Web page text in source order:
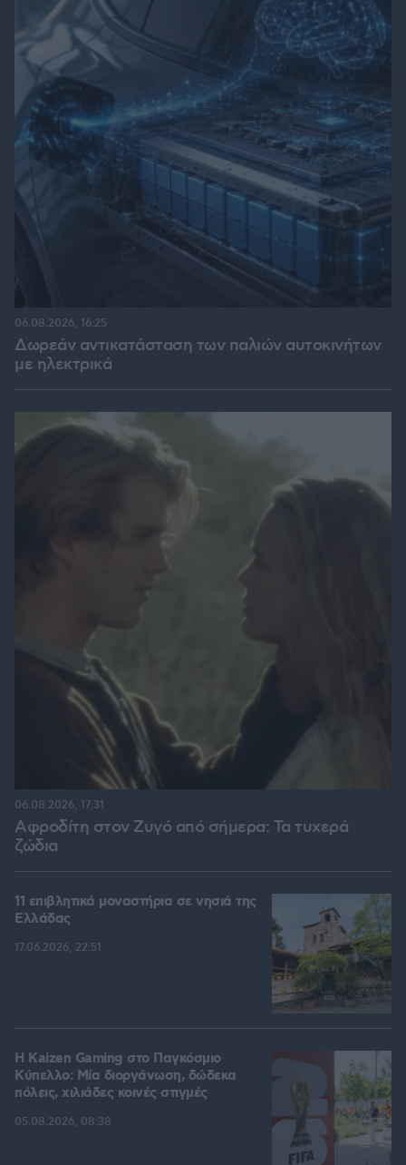
Δωρεάν αντικατάσταση των παλιών αυτοκινήτων
με ηλεκτρικά
06.08.2026, 16:25
Αφροδίτη στον Ζυγό από σήμερα: Τα τυχερά
ζώδια
06.08.2026, 17:31
11 επιβλητικά μοναστήρια σε νησιά της
Ελλάδας
17.06.2026, 22:51
H Kaizen Gaming στο Παγκόσμιο
Kύπελλο: Μία διοργάνωση, δώδεκα
πόλεις, χιλιάδες κοινές στιγμές
05.08.2026, 08:38